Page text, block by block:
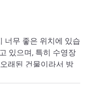
너무 좋은 위치에 있습
있으며, 특히 수영장
래된 건물이라서 방